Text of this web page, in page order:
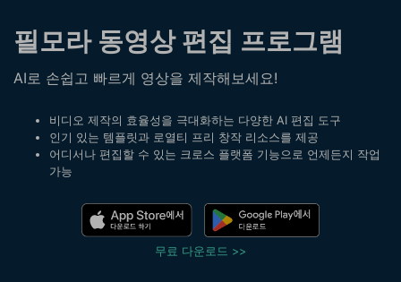
유틸리티
개요
솔루션
플랜 및 가격
AI 꿀팁
영상 편집 자료실
동영상 편집하기
도움말 센터
필모라 정보
필모라 동영상 편집 프로그램
AI로 손쉽고 빠르게 영상을 제작해보세요!
비디오 제작의 효율성을 극대화하는 다양한 AI 편집 도구
인기 있는 템플릿과 로열티 프리 창작 리소스를 제공
어디서나 편집할 수 있는 크로스 플랫폼 기능으로 언제든지 작업
가능
무료 다운로드 >>